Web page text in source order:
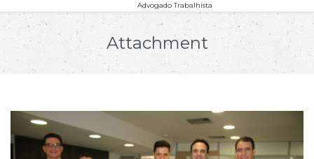
Advogado Trabalhista
Attachment